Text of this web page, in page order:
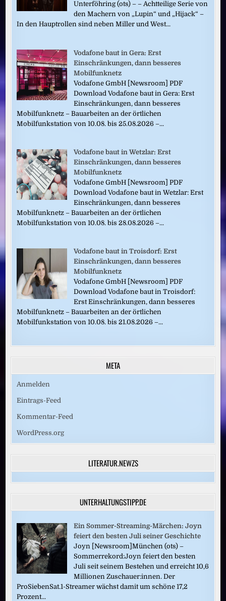
Unterföhring (ots) – – Achtteilige Serie von
den Machern von „Lupin“ und „Hijack“ –
In den Hauptrollen sind neben Miller und West...
Vodafone baut in Gera: Erst
Einschränkungen, dann besseres
Mobilfunknetz
Vodafone GmbH [Newsroom] PDF
Download Vodafone baut in Gera: Erst
Einschränkungen, dann besseres
Mobilfunknetz – Bauarbeiten an der örtlichen
Mobilfunkstation von 10.08. bis 25.08.2026 –...
Vodafone baut in Wetzlar: Erst
Einschränkungen, dann besseres
Mobilfunknetz
Vodafone GmbH [Newsroom] PDF
Download Vodafone baut in Wetzlar: Erst
Einschränkungen, dann besseres
Mobilfunknetz – Bauarbeiten an der örtlichen
Mobilfunkstation von 10.08. bis 28.08.2026 –...
Vodafone baut in Troisdorf: Erst
Einschränkungen, dann besseres
Mobilfunknetz
Vodafone GmbH [Newsroom] PDF
Download Vodafone baut in Troisdorf:
Erst Einschränkungen, dann besseres
Mobilfunknetz – Bauarbeiten an der örtlichen
Mobilfunkstation von 10.08. bis 21.08.2026 –...
META
Anmelden
Eintrags-Feed
Kommentar-Feed
WordPress.org
LITERATUR.NEWZS
UNTERHALTUNGSTIPP.DE
Ein Sommer-Streaming-Märchen: Joyn
feiert den besten Juli seiner Geschichte
Joyn [Newsroom]München (ots) –
Sommerrekord:Joyn feiert den besten
Juli seit seinem Bestehen und erreicht 10,6
Millionen Zuschauer:innen. Der
ProSiebenSat.1-Streamer wächst damit um schöne 17,2
Prozent...